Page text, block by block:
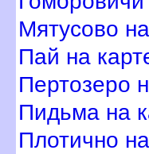
Мятусово
Пай на
Пертозеро
Пидьма на
Плотично